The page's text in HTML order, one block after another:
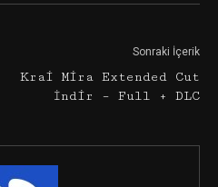
Sonraki İçerik
Krai Mira Extended Cut
İndir – Full + DLC